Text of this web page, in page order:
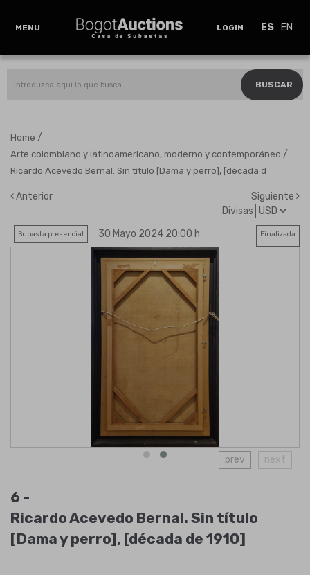
MENU LOGIN ES EN
BUSCAR
Home /
Arte colombiano y latinoamericano, moderno y contemporáneo /
Ricardo Acevedo Bernal. Sin título [Dama y perro], [década d
Anterior
Siguiente
Divisas
Subasta presencial 30 Mayo 2024 20:00 h Finalizada
prev next
6 -
Ricardo Acevedo Bernal. Sin título
[Dama y perro], [década de 1910]